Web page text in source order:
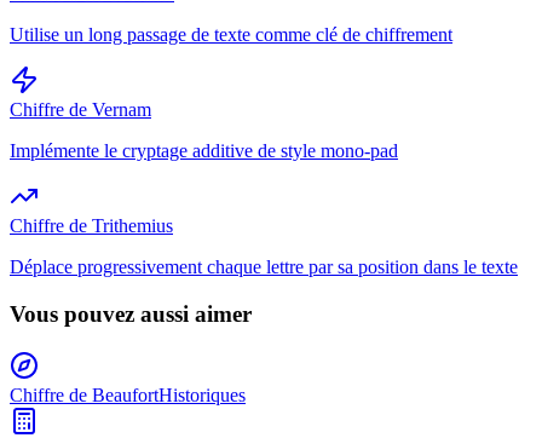
Utilise un long passage de texte comme clé de chiffrement
Chiffre de Vernam
Implémente le cryptage additive de style mono-pad
Chiffre de Trithemius
Déplace progressivement chaque lettre par sa position dans le texte
Vous pouvez aussi aimer
Chiffre de BeaufortHistoriques